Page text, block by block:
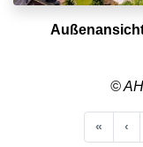
©
«Anfang
‹